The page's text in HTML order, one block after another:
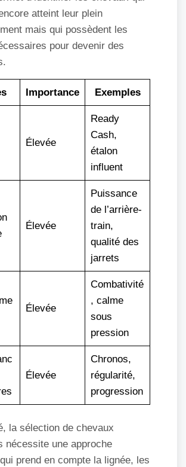
atteint leur plein
mais qui possèdent les
pour devenir des
Importance Exemples
Élevée
Ready
Cash,
étalon
influent
Élevée
Puissance
de l’arrière-
train,
qualité des
jarrets
Élevée
Combativité
, calme
sous
pression
Élevée
Chronos,
régularité,
progression
la sélection de chevaux
nécessite une approche
prend en compte la lignée, les